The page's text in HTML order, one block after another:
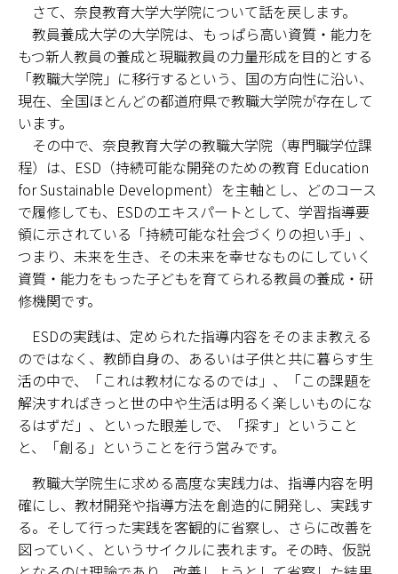
教員一覧
附属学校園
さて、奈良教育大学大学院について話を戻します。
教員養成大学の大学院は、もっぱら高い資質・能力を
もつ新人教員の養成と現職教員の力量形成を目的とする
「教職大学院」に移行するという、国の方向性に沿い、
現在、全国ほとんどの都道府県で教職大学院が存在して
います。
その中で、奈良教育大学の教職大学院（専門職学位課
程）は、ESD（持続可能な開発のための教育 Education
for Sustainable Development）を主軸とし、どのコース
で履修しても、ESDのエキスパートとして、学習指導要
領に示されている「持続可能な社会づくりの担い手」、
つまり、未来を生き、その未来を幸せなものにしていく
資質・能力をもった子どもを育てられる教員の養成・研
修機関です。
ESDの実践は、定められた指導内容をそのまま教える
のではなく、教師自身の、あるいは子供と共に暮らす生
活の中で、「これは教材になるのでは」、「この課題を
解決すればきっと世の中や生活は明るく楽しいものにな
るはずだ」、といった眼差しで、「探す」ということ
と、「創る」ということを行う営みです。
教職大学院生に求める高度な実践力は、指導内容を明
確にし、教材開発や指導方法を創造的に開発し、実践す
る。そして行った実践を客観的に省察し、さらに改善を
図っていく、というサイクルに表れます。その時、仮説